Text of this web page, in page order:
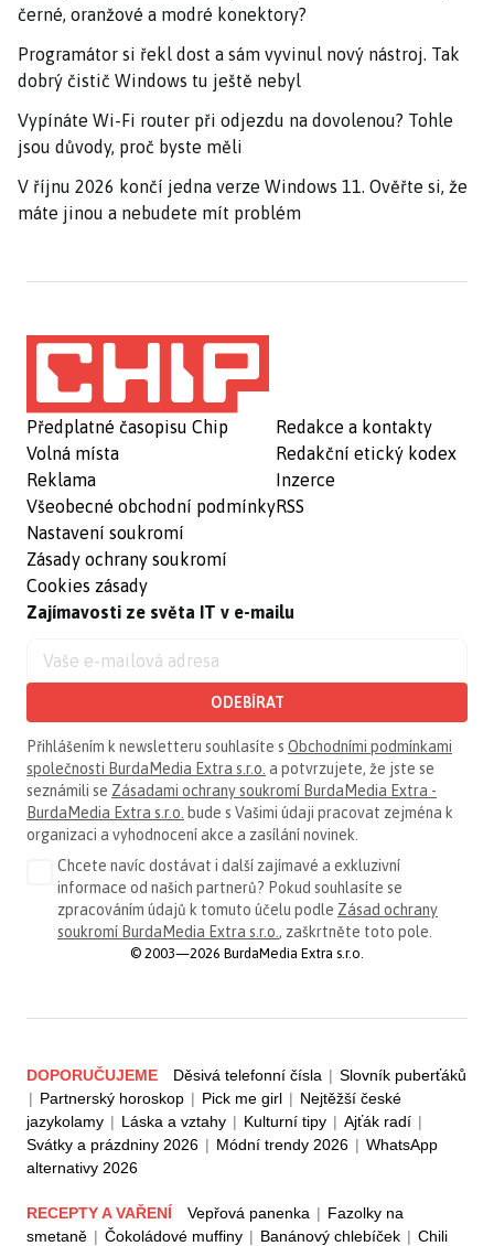
černé, oranžové a modré konektory?
Programátor si řekl dost a sám vyvinul nový nástroj. Tak
dobrý čistič Windows tu ještě nebyl
Vypínáte Wi-Fi router při odjezdu na dovolenou? Tohle
jsou důvody, proč byste měli
V říjnu 2026 končí jedna verze Windows 11. Ověřte si, že
máte jinou a nebudete mít problém
Předplatné časopisu Chip
Volná místa
Reklama
Všeobecné obchodní podmínky
Nastavení soukromí
Zásady ochrany soukromí
Cookies zásady
Redakce a kontakty
Redakční etický kodex
Inzerce
RSS
Zajímavosti ze světa IT v e-mailu
ODEBÍRAT
Přihlášením k newsletteru souhlasíte s Obchodními podmínkami
společnosti BurdaMedia Extra s.r.o. a potvrzujete, že jste se
seznámili se Zásadami ochrany soukromí BurdaMedia Extra -
BurdaMedia Extra s.r.o. bude s Vašimi údaji pracovat zejména k
organizaci a vyhodnocení akce a zasílání novinek.
Chcete navíc dostávat i další zajímavé a exkluzivní
informace od našich partnerů? Pokud souhlasíte se
zpracováním údajů k tomuto účelu podle Zásad ochrany
soukromí BurdaMedia Extra s.r.o. , zaškrtněte toto pole.
© 2003—2026 BurdaMedia Extra s.r.o.
DOPORUČUJEME Děsivá telefonní čísla | Slovník puberťáků
| Partnerský horoskop | Pick me girl | Nejtěžší české
jazykolamy | Láska a vztahy | Kulturní tipy | Ajťák radí |
Svátky a prázdniny 2026 | Módní trendy 2026 | WhatsApp
alternativy 2026
RECEPTY A VAŘENÍ Vepřová panenka | Fazolky na
smetaně | Čokoládové muffiny | Banánový chlebíček | Chili